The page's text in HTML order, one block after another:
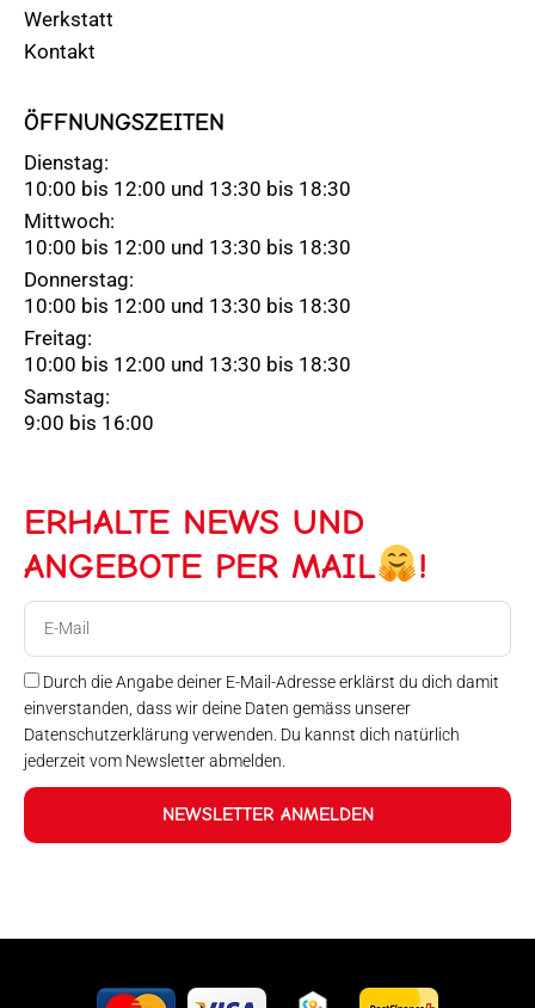
Werkstatt
Kontakt
ÖFFNUNGSZEITEN
Dienstag:
10:00 bis 12:00 und 13:30 bis 18:30
Mittwoch:
10:00 bis 12:00 und 13:30 bis 18:30
Donnerstag:
10:00 bis 12:00 und 13:30 bis 18:30
Freitag:
10:00 bis 12:00 und 13:30 bis 18:30
Samstag:
9:00 bis 16:00
ERHALTE NEWS UND
ANGEBOTE PER MAIL
!
Durch die Angabe deiner E-Mail-Adresse erklärst du dich damit
einverstanden, dass wir deine Daten gemäss unserer
Datenschutzerklärung verwenden. Du kannst dich natürlich
jederzeit vom Newsletter abmelden.
NEWSLETTER ANMELDEN